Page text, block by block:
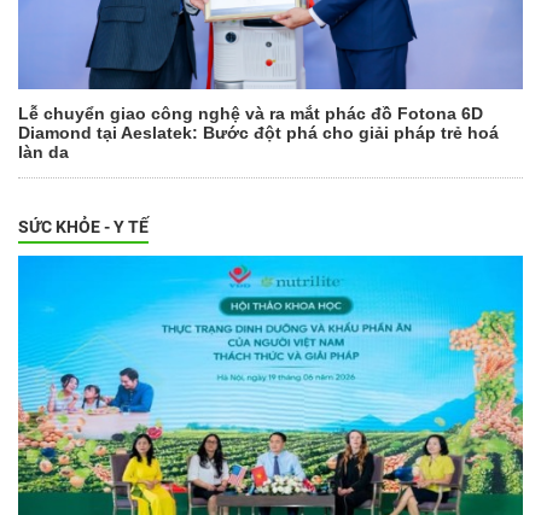
Lễ chuyển giao công nghệ và ra mắt phác đồ Fotona 6D
Diamond tại Aeslatek: Bước đột phá cho giải pháp trẻ hoá
làn da
SỨC KHỎE - Y TẾ